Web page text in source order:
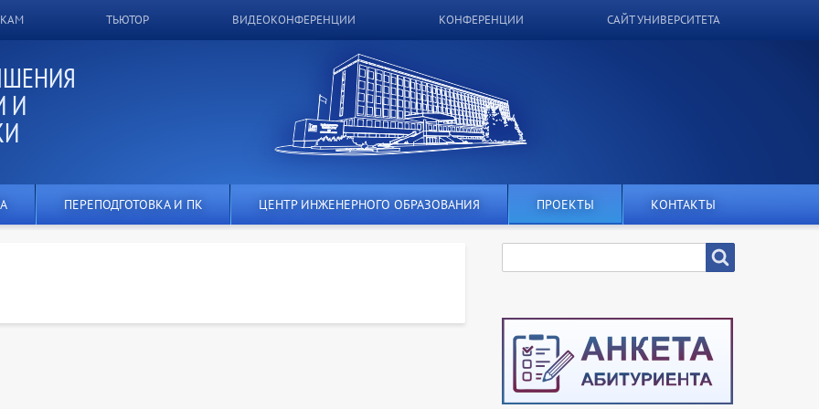
ТЬЮТОР ВИДЕОКОНФЕРЕНЦИИ КОНФЕРЕНЦИИ САЙТ УНИВЕРСИТЕТА
И
ПЕРЕПОДГОТОВКА И ПК ЦЕНТР ИНЖЕНЕРНОГО ОБРАЗОВАНИЯ ПРОЕКТЫ КОНТАКТЫ